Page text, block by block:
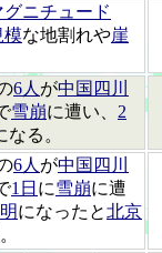
グニチュード
模な地割れや崖
6人 が中国四川
雪崩に遭い、 2
なる。
6人 が中国四川
1日 に雪崩に遭
になったと北京